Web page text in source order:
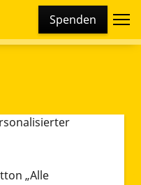
Spenden
Cookies und
Cookies und
„Alle